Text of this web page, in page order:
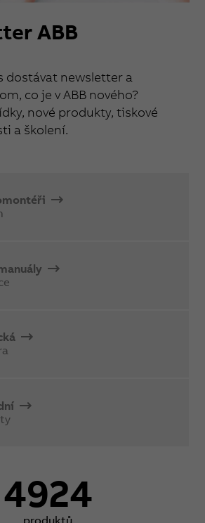
ABB
dostávat newsletter a
co je v ABB nového?
nové produkty, tiskové
a školení.
4924
produktů